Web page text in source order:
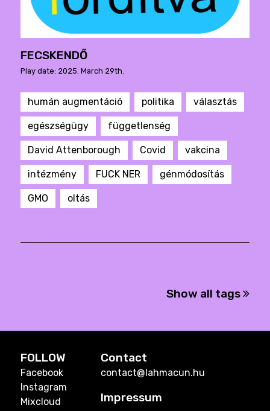
FECSKENDŐ
Play date: 2025. March 29th.
humán augmentáció politika választás
egészségügy függetlenség
David Attenborough Covid vakcina
intézmény FUCK NER génmódosítás
GMO oltás
Show all tags
FOLLOW
Facebook
Instagram
Mixcloud
Contact
contact@lahmacun.hu
Impressum